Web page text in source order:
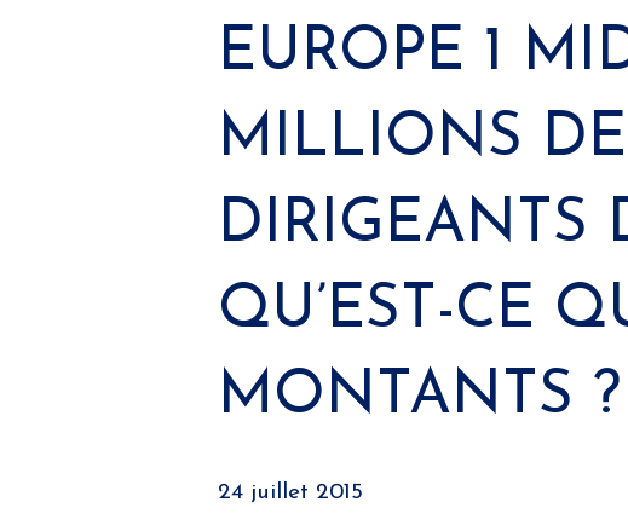
EUROPE 1
MILLIONS
DIRIGEANTS
QU’EST-CE
MONTANTS
24 juillet 2015